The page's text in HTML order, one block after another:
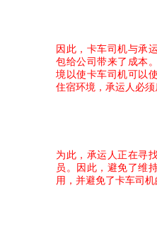
因此，卡车司机与承
包给公司带来了成本
境以使卡车司机可以
住宿环境，承运人必须
为此，承运人正在寻
员。因此，避免了维
用，并避免了卡车司机